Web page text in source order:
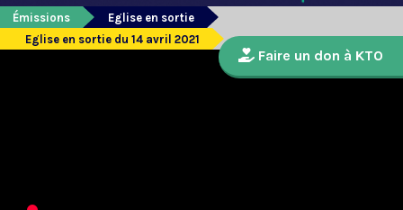
Émissions
Eglise en sortie
Eglise en sortie du 14 avril 2021
Faire un don à KTO